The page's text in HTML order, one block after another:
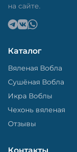
на сайте.
Каталог
Вяленая Вобла
Сушёная Вобла
Икра Воблы
Чехонь вяленая
Отзывы